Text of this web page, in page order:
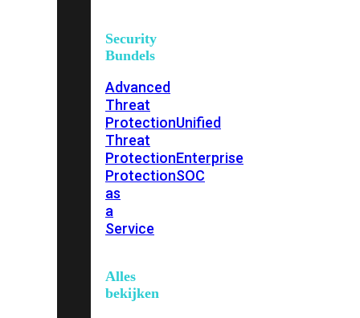
Security
Bundels
Advanced
Threat
ProtectionUnified
Threat
ProtectionEnterprise
ProtectionSOC
as
a
Service
Alles
bekijken